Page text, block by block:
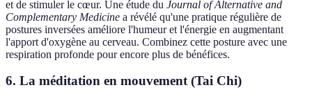
et de stimuler le cœur. Une étude du Journal of Alternative and
Complementary Medicine a révélé qu'une pratique régulière de
postures inversées améliore l'humeur et l'énergie en augmentant
l'apport d'oxygène au cerveau. Combinez cette posture avec une
respiration profonde pour encore plus de bénéfices.
6. La méditation en mouvement (Tai Chi)